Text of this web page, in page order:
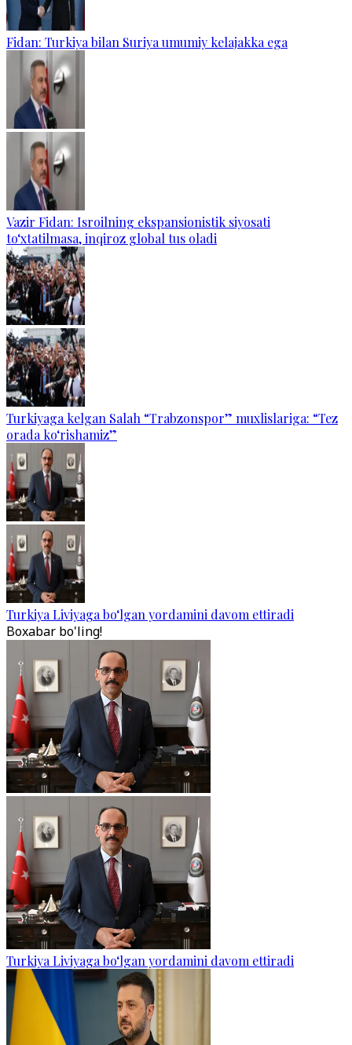
Fidan: Turkiya bilan Suriya umumiy kelajakka ega
Vazir Fidan: Isroilning ekspansionistik siyosati
to‘xtatilmasa, inqiroz global tus oladi
Turkiyaga kelgan Salah “Trabzonspor” muxlislariga: “Tez
orada ko‘rishamiz”
Turkiya Liviyaga bo‘lgan yordamini davom ettiradi
Boxabar bo'ling!
Turkiya Liviyaga bo‘lgan yordamini davom ettiradi